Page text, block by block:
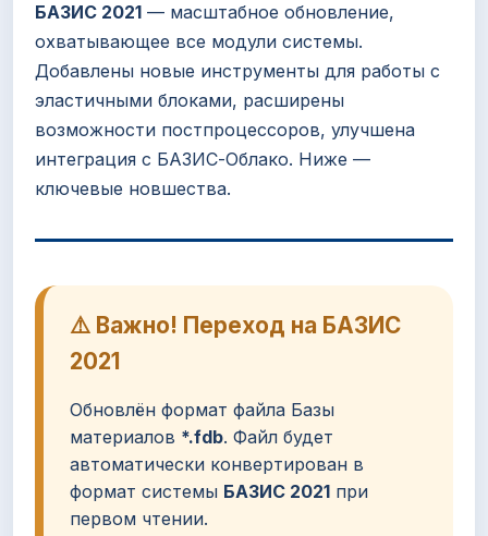
БАЗИС 2021 — масштабное обновление,
охватывающее все модули системы.
Добавлены новые инструменты для работы с
эластичными блоками, расширены
возможности постпроцессоров, улучшена
интеграция с БАЗИС-Облако. Ниже —
ключевые новшества.
⚠️ Важно! Переход на БАЗИС
2021
Обновлён формат файла Базы
материалов *.fdb. Файл будет
автоматически конвертирован в
формат системы БАЗИС 2021 при
первом чтении.